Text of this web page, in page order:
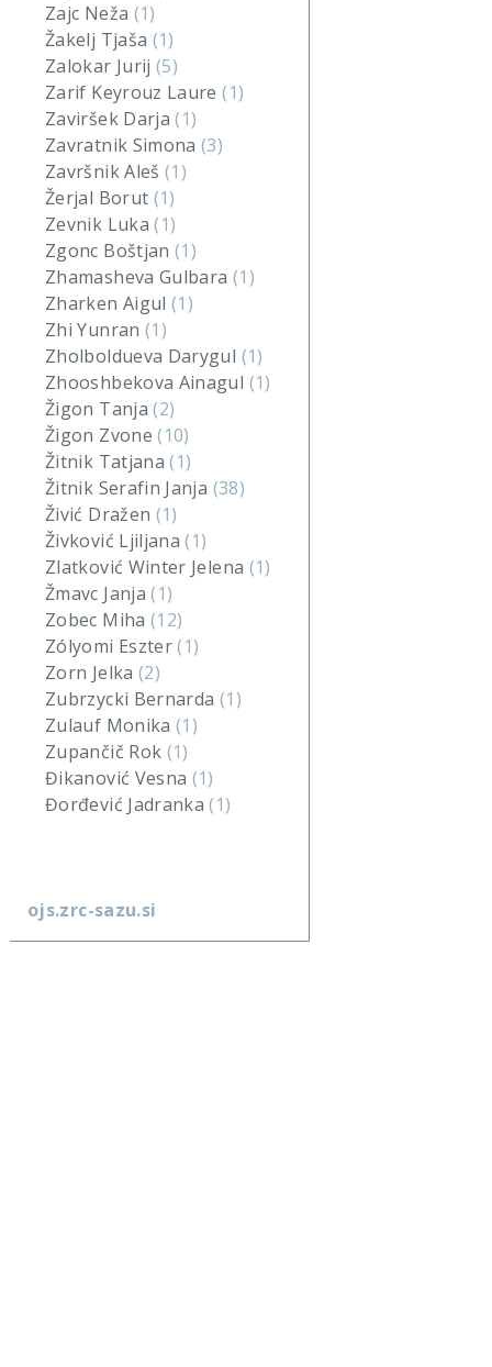
Zajc Neža (1)
Žakelj Tjaša (1)
Zalokar Jurij(5)
Zarif Keyrouz Laure(1)
Zaviršek Darja(1)
Zavratnik Simona(3)
Završnik Aleš(1)
Žerjal Borut (1)
Zevnik Luka(1)
Zgonc Boštjan(1)
Zhamasheva Gulbara (1)
Zharken Aigul(1)
Zhi Yunran (1)
Zholboldueva Darygul (1)
Zhooshbekova Ainagul (1)
Žigon Tanja(2)
Žigon Zvone(10)
Žitnik Tatjana(1)
Žitnik Serafin Janja (38)
Živić Dražen (1)
Živković Ljiljana(1)
Zlatković Winter Jelena (1)
Žmavc Janja(1)
Zobec Miha (12)
Zólyomi Eszter(1)
Zorn Jelka (2)
Zubrzycki Bernarda (1)
Zulauf Monika(1)
Zupančič Rok (1)
Đikanović Vesna (1)
Đorđević Jadranka(1)
ojs.zrc-sazu.si